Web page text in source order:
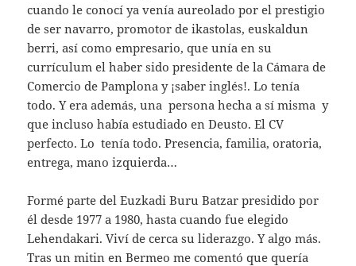
cuando le conocí ya venía aureolado por el prestigio
de ser navarro, promotor de ikastolas, euskaldun
berri, así como empresario, que unía en su
currículum el haber sido presidente de la Cámara de
Comercio de Pamplona y ¡saber inglés!. Lo tenía
todo. Y era además, una persona hecha a sí misma y
que incluso había estudiado en Deusto. El CV
perfecto. Lo tenía todo. Presencia, familia, oratoria,
entrega, mano izquierda…
Formé parte del Euzkadi Buru Batzar presidido por
él desde 1977 a 1980, hasta cuando fue elegido
Lehendakari. Viví de cerca su liderazgo. Y algo más.
Tras un mitin en Bermeo me comentó que quería